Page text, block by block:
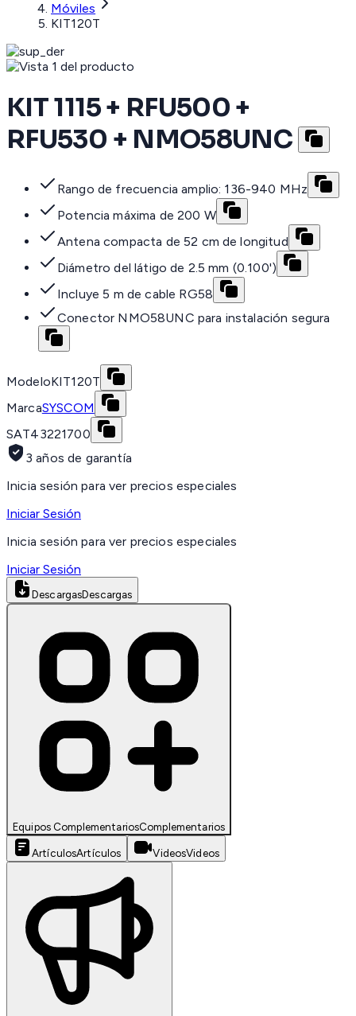
Móviles
KIT120T
KIT 1115 + RFU500 +
RFU530 + NMO58UNC
Rango de frecuencia amplio: 136-940 MHz
Potencia máxima de 200 W
Antena compacta de 52 cm de longitud
Diámetro del látigo de 2.5 mm (0.100')
Incluye 5 m de cable RG58
Conector NMO58UNC para instalación segura
ModeloKIT120T
MarcaSYSCOM
SAT43221700
3 años de garantía
Inicia sesión para ver precios especiales
Iniciar Sesión
Inicia sesión para ver precios especiales
Iniciar Sesión
DescargasDescargas
Equipos ComplementariosComplementarios
ArtículosArtículos VideosVideos